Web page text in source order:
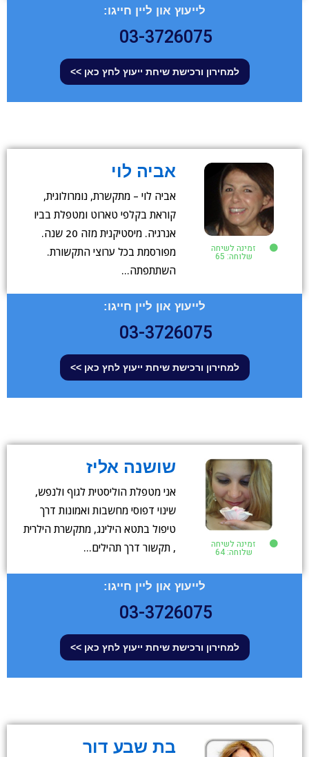
לייעוץ און ליין חייגו:
03-3726075
למחירון ורכישת שיחת ייעוץ לחץ כאן >>
זמינה לשיחה
שלוחה: 65
אביה לוי
אביה לוי – מתקשרת, נומרולוגית,
קוראת בקלפי טארוט ומטפלת בביו
אנרגיה. מיסטיקנית מזה 20 שנה.
מפורסמת בכל ערוצי התקשורת.
השתתפתה…
לייעוץ און ליין חייגו:
03-3726075
למחירון ורכישת שיחת ייעוץ לחץ כאן >>
זמינה לשיחה
שלוחה: 64
שושנה אליז
אני מטפלת הוליסטית לגוף ולנפש,
שינוי דפוסי מחשבות ואמונות דרך
טיפול בתטא הילינג, מתקשרת הילרית
, תקשור דרך תהילים…
לייעוץ און ליין חייגו:
03-3726075
למחירון ורכישת שיחת ייעוץ לחץ כאן >>
בת שבע דור